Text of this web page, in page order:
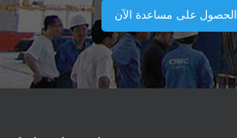
الحصول على مساعدة الآن